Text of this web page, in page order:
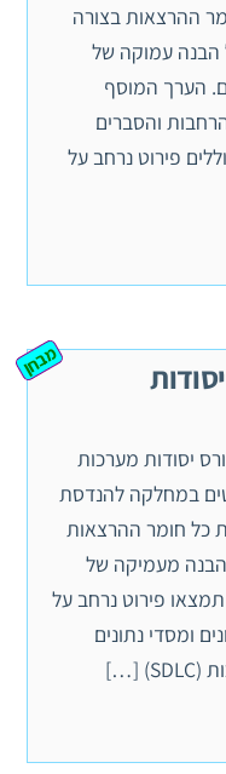
ההרצאות בצורה
הבנה עמוקה של
הערך המוסף
והסברים
פירוט נרחב על
מבחן
יסודות מערכות
במחלקה להנדסת
כל חומר ההרצאות
הבנה מעמיקה של
תמצאו פירוט נרחב על
ומסדי נתונים